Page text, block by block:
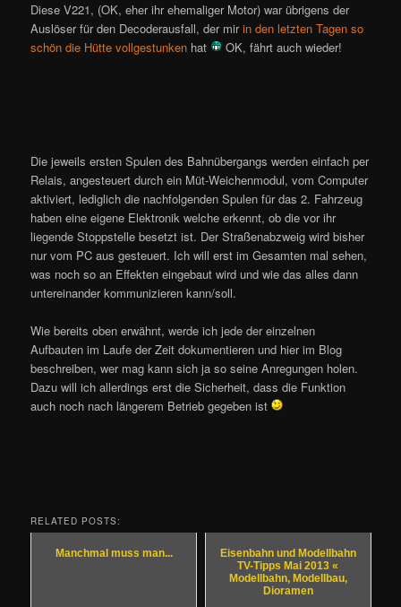
Diese V221, (OK, eher ihr ehemaliger Motor) war übrigens der
Auslöser für den Decoderausfall, der mirin den letzten Tagen so
schön die Hütte vollgestunken hat OK, fährt auch wieder!
Die jeweils ersten Spulen des Bahnübergangs werden einfach per
Relais, angesteuert durch ein Müt-Weichenmodul, vom Computer
aktiviert, lediglich die nachfolgenden Spulen für das 2. Fahrzeug
haben eine eigene Elektronik welche erkennt, ob die vor ihr
liegende Stoppstelle besetzt ist. Der Straßenabzweig wird bisher
nur vom PC aus gesteuert. Ich will erst im Gesamten mal sehen,
was noch so an Effekten eingebaut wird und wie das alles dann
untereinander kommunizieren kann/soll.
Wie bereits oben erwähnt, werde ich jede der einzelnen
Aufbauten im Laufe der Zeit dokumentieren und hier im Blog
beschreiben, wer mag kann sich ja so seine Anregungen holen.
Dazu will ich allerdings erst die Sicherheit, dass die Funktion
auch noch nach längerem Betrieb gegeben ist
RELATED POSTS:
Manchmal muss man...
Eisenbahn und Modellbahn
TV-Tipps Mai 2013 «
Modellbahn, Modellbau,
Dioramen